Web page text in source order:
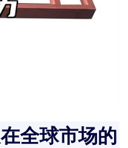
在全球市场的